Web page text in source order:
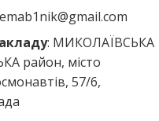
: МИКОЛАЇВСЬКА
район, місто
57/6,